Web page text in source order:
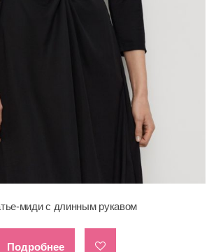
миди с длинным рукавом
Подробнее